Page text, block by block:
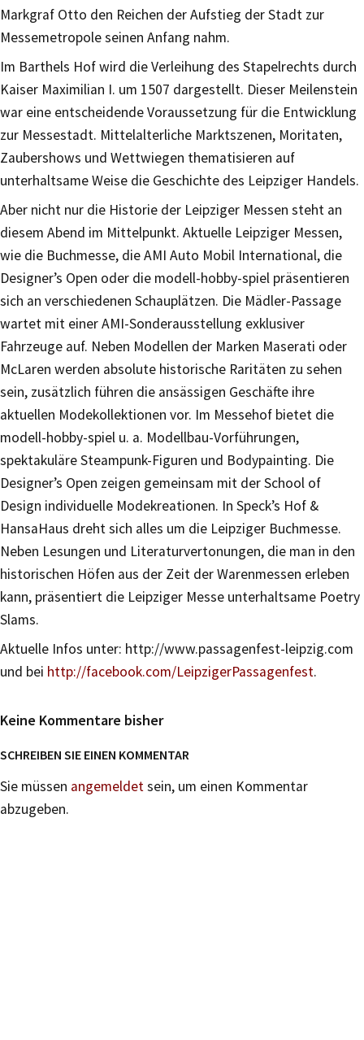
Markgraf Otto den Reichen der Aufstieg der Stadt zur
Messemetropole seinen Anfang nahm.
Im Barthels Hof wird die Verleihung des Stapelrechts durch
Kaiser Maximilian I. um 1507 dargestellt. Dieser Meilenstein
war eine entscheidende Voraussetzung für die Entwicklung
zur Messestadt. Mittelalterliche Marktszenen, Moritaten,
Zaubershows und Wettwiegen thematisieren auf
unterhaltsame Weise die Geschichte des Leipziger Handels.
Aber nicht nur die Historie der Leipziger Messen steht an
diesem Abend im Mittelpunkt. Aktuelle Leipziger Messen,
wie die Buchmesse, die AMI Auto Mobil International, die
Designer’s Open oder die modell-hobby-spiel präsentieren
sich an verschiedenen Schauplätzen. Die Mädler-Passage
wartet mit einer AMI-Sonderausstellung exklusiver
Fahrzeuge auf. Neben Modellen der Marken Maserati oder
McLaren werden absolute historische Raritäten zu sehen
sein, zusätzlich führen die ansässigen Geschäfte ihre
aktuellen Modekollektionen vor. Im Messehof bietet die
modell-hobby-spiel u. a. Modellbau-Vorführungen,
spektakuläre Steampunk-Figuren und Bodypainting. Die
Designer’s Open zeigen gemeinsam mit der School of
Design individuelle Modekreationen. In Speck’s Hof &
HansaHaus dreht sich alles um die Leipziger Buchmesse.
Neben Lesungen und Literaturvertonungen, die man in den
historischen Höfen aus der Zeit der Warenmessen erleben
kann, präsentiert die Leipziger Messe unterhaltsame Poetry
Slams.
Aktuelle Infos unter: http://www.passagenfest-leipzig.com
und bei http://facebook.com/LeipzigerPassagenfest.
Keine Kommentare bisher
SCHREIBEN SIE EINEN KOMMENTAR
Sie müssen angemeldetsein, um einen Kommentar
abzugeben.